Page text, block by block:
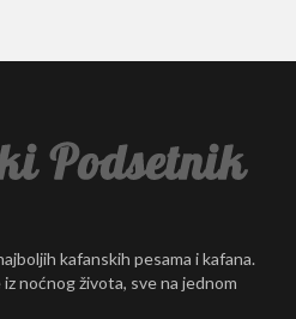
kafanskih pesama i kafana.
noćnog života, sve na jednom